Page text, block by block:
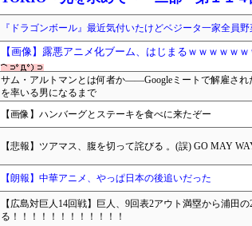
『ドラゴンボール』最近気付いたけどベジータ一家全員
【画像】露悪アニメ化ブーム、はじまるｗｗｗｗｗｗ
サム・アルトマンとは何者か——Googleミートで解雇され
を率いる男になるまで
【画像】ハンバーグとステーキを食べに来たぞー
【悲報】ツアマス、腹を切って詫びる 。(誤) GO MAY
【朗報】中華アニメ、やっぱ日本の後追いだった
【広島対巨人14回戦】巨人、9回表2アウト満塁から浦田
る！！！！！！！！！！！！